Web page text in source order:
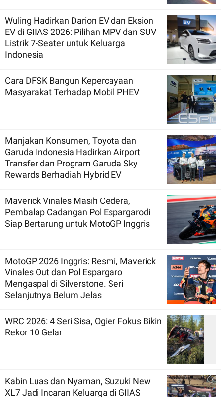
Wuling Hadirkan Darion EV dan Eksion
EV di GIIAS 2026: Pilihan MPV dan SUV
Listrik 7-Seater untuk Keluarga
Indonesia
Cara DFSK Bangun Kepercayaan
Masyarakat Terhadap Mobil PHEV
Manjakan Konsumen, Toyota dan
Garuda Indonesia Hadirkan Airport
Transfer dan Program Garuda Sky
Rewards Berhadiah Hybrid EV
Maverick Vinales Masih Cedera,
Pembalap Cadangan Pol Espargarodi
Siap Bertarung untuk MotoGP Inggris
MotoGP 2026 Inggris: Resmi, Maverick
Vinales Out dan Pol Espargaro
Mengaspal di Silverstone. Seri
Selanjutnya Belum Jelas
WRC 2026: 4 Seri Sisa, Ogier Fokus Bikin
Rekor 10 Gelar
Kabin Luas dan Nyaman, Suzuki New
XL7 Jadi Incaran Keluarga di GIIAS